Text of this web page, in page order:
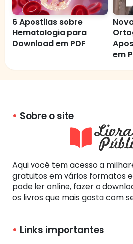
6 Apostilas sobre
Hematologia para
Download em PDF
em
Sobre o site
Aqui você tem acesso a
gratuitos em vários formatos
pode ler online, fazer o
os livros que mais gosta com
Links importantes